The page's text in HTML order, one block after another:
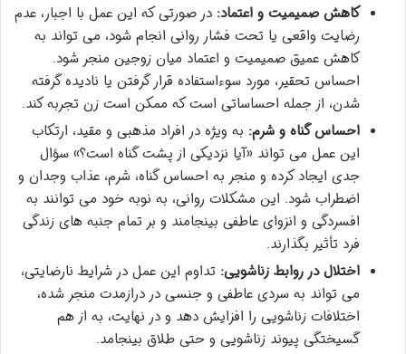
کاهش صمیمیت و اعتماد: در صورتی که این عمل با اجبار، عدم
رضایت واقعی یا تحت فشار روانی انجام شود، می تواند به
کاهش عمیق صمیمیت و اعتماد میان زوجین منجر شود.
احساس تحقیر، مورد سوءاستفاده قرار گرفتن یا نادیده گرفته
شدن، از جمله احساساتی است که ممکن است زن تجربه کند.
احساس گناه و شرم: به ویژه در افراد مذهبی و مقید، ارتکاب
این عمل می تواند «آیا نزدیکی از پشت گناه است؟» سؤال
جدی ایجاد کرده و منجر به احساس گناه، شرم، عذاب وجدان و
اضطراب شود. این مشکلات روانی، به نوبه خود می توانند به
افسردگی و انزوای عاطفی بینجامند و بر تمام جنبه های زندگی
فرد تأثیر بگذارند.
اختلال در روابط زناشویی: تداوم این عمل در شرایط نارضایتی،
می تواند به سردی عاطفی و جنسی در درازمدت منجر شده،
اختلافات زناشویی را افزایش دهد و در نهایت، به از هم
گسیختگی پیوند زناشویی و حتی طلاق بینجامد.